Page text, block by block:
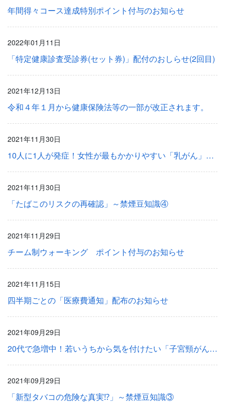
年間得々コース達成特別ポイント付与のお知らせ
2022年01月11日
「特定健康診査受診券(セット券)」配付のおしらせ(2回目)
2021年12月13日
令和４年１月から健康保険法等の一部が改正されます。
2021年11月30日
10人に1人が発症！女性が最もかかりやすい「乳がん」 ～女性の健康情報～
2021年11月30日
「たばこのリスクの再確認」～禁煙豆知識④
2021年11月29日
チーム制ウォーキング ポイント付与のお知らせ
2021年11月15日
四半期ごとの「医療費通知」配布のお知らせ
2021年09月29日
20代で急増中！若いうちから気を付けたい「子宮頸がん」 ～女性の健康情報～
2021年09月29日
「新型タバコの危険な真実⁉」～禁煙豆知識③